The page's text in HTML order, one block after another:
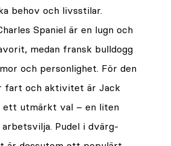
behov och livsstilar.
Spaniel är en lugn och
medan fransk bulldogg
och personlighet. För den
fart och aktivitet är Jack
ett utmärkt val – en liten
Pudel i dvärg-